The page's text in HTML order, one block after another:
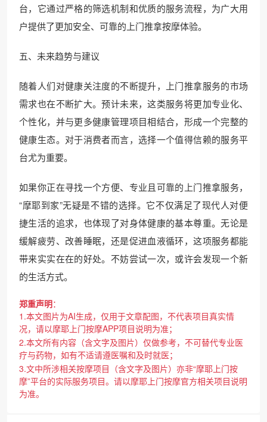
台，它通过严格的筛选机制和优质的服务流程，为广大用
户提供了更加安全、可靠的上门推拿按摩体验。
五、未来趋势与建议
随着人们对健康关注度的不断提升，上门推拿服务的市场
需求也在不断扩大。预计未来，这类服务将更加专业化、
个性化，并与更多健康管理项目相结合，形成一个完整的
健康生态。对于消费者而言，选择一个值得信赖的服务平
台尤为重要。
如果你正在寻找一个方便、专业且可靠的上门推拿服务，
“摩耶到家”无疑是不错的选择。它不仅满足了现代人对便
捷生活的追求，也体现了对身体健康的基本尊重。无论是
缓解疲劳、改善睡眠，还是促进血液循环，这项服务都能
带来实实在在的好处。不妨尝试一次，或许会发现一个新
的生活方式。
郑重声明：
1.本文图片为AI生成，仅用于文章配图，不代表项目真实情
况，请以摩耶上门按摩APP项目说明为准；
2.本文所有内容（含文字及图片）仅做参考，不可替代专业医
疗与药物，如有不适请遵医嘱和及时就医；
3.文中所涉相关按摩项目（含文字及图片）亦非“摩耶上门按
摩”平台的实际服务项目。请以摩耶上门按摩官方相关项目说明
为准。